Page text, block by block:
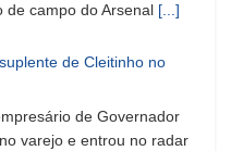
de campo do Arsenal [...]
de Cleitinho no
de Governador
varejo e entrou no radar